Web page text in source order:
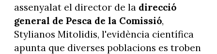
assenyalat el director de la direcció
general de Pesca de la Comissió,
Stylianos Mitolidis, l'evidència científica
apunta que diverses poblacions es troben